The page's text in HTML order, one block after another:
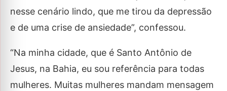
nesse cenário lindo, que me tirou da depressão
e de uma crise de ansiedade”, confessou.
“Na minha cidade, que é Santo Antônio de
Jesus, na Bahia, eu sou referência para todas
mulheres. Muitas mulheres mandam mensagem